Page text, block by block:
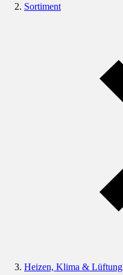
Sortiment
Heizen, Klima & Lüftung